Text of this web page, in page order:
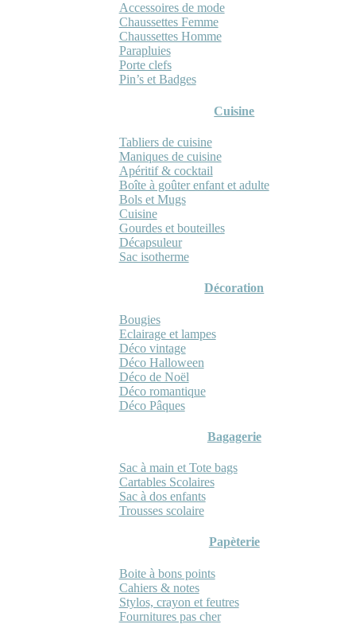
Accessoires de mode
Chaussettes Femme
Chaussettes Homme
Parapluies
Porte clefs
Pin’s et Badges
Cuisine
Tabliers de cuisine
Maniques de cuisine
Apéritif & cocktail
Boîte à goûter enfant et adulte
Bols et Mugs
Cuisine
Gourdes et bouteilles
Décapsuleur
Sac isotherme
Décoration
Bougies
Eclairage et lampes
Déco vintage
Déco Halloween
Déco de Noël
Déco romantique
Déco Pâques
Bagagerie
Sac à main et Tote bags
Cartables Scolaires
Sac à dos enfants
Trousses scolaire
Papèterie
Boite à bons points
Cahiers & notes
Stylos, crayon et feutres
Fournitures pas cher